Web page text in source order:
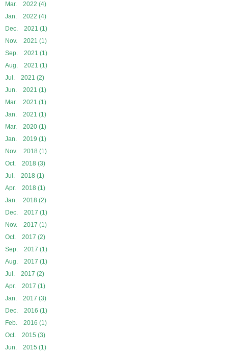
Mar. 2022 (4)
Jan. 2022 (4)
Dec. 2021 (1)
Nov. 2021 (1)
Sep. 2021 (1)
Aug. 2021 (1)
Jul. 2021 (2)
Jun. 2021 (1)
Mar. 2021 (1)
Jan. 2021 (1)
Mar. 2020 (1)
Jan. 2019 (1)
Nov. 2018 (1)
Oct. 2018 (3)
Jul. 2018 (1)
Apr. 2018 (1)
Jan. 2018 (2)
Dec. 2017 (1)
Nov. 2017 (1)
Oct. 2017 (2)
Sep. 2017 (1)
Aug. 2017 (1)
Jul. 2017 (2)
Apr. 2017 (1)
Jan. 2017 (3)
Dec. 2016 (1)
Feb. 2016 (1)
Oct. 2015 (3)
Jun. 2015 (1)